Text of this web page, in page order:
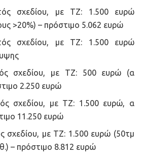
σχεδίου, με ΤΖ: 1.500 ευρώ
>20%) – πρόστιμο 5.062 ευρώ
σχεδίου, με ΤΖ: 1.500 ευρώ
σχεδίου, με ΤΖ: 500 ευρώ (α
2.250 ευρώ
σχεδίου, με ΤΖ: 1.500 ευρώ, α
11.250 ευρώ
σχεδίου, με ΤΖ: 1.500 ευρώ (50τμ
– πρόστιμο 8.812 ευρώ